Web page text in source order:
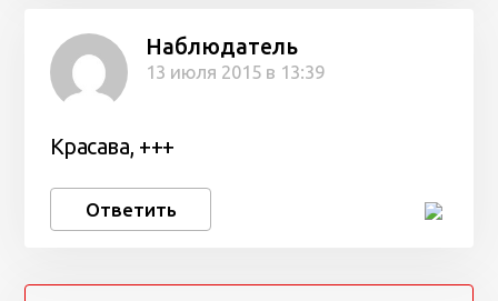
Наблюдатель
13 июля 2015 в 13:39
Красава, +++
Ответить